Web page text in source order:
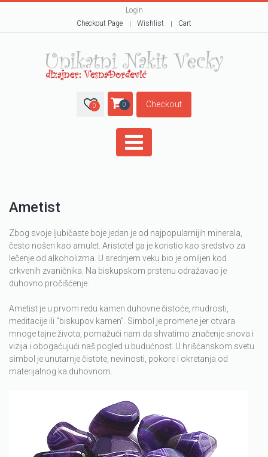
Login
Checkout Page
Wishlist Cart
0 0 Checkout
Ametist
Zbog svoje ljubičaste boje jedan je od najpopularnijih minerala,
često nošen kao amulet. Aristotel ga je koristio kao sredstvo za
lečenje od alkoholizma. U srednjem veku bio je omiljen kod
crkvenih zvaničnika. Na biskupskom prstenu odražavao je
duhovno pročišćenje.
Ametist je u prvom redu kamen duhovne čistoće, mudrosti,
meditacije ili “biskupov kamen”. Simbol je promene jer otvara
mnoge tajne života, pomažući nam da shvatimo značenje snova i
vizija i obogaćujući naš pogled u budućnost. U hrišćanskom svetu
simbol je unutarnje čistote, nevinosti, pokore i okretanja od
materijalnog ka duhovnom.